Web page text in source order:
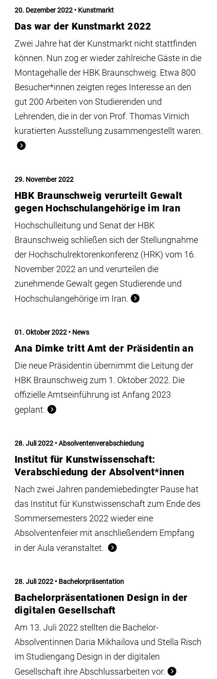
Institute
Forschung
Infrastruktur
Aktuelles
meinstudium
20. Dezember 2022 Kunstmarkt
Das war der Kunstmarkt 2022
Zwei Jahre hat der Kunstmarkt nicht stattfinden
können. Nun zog er wieder zahlreiche Gäste in die
Montagehalle der HBK Braunschweig. Etwa 800
Besucher*innen zeigten reges Interesse an den
gut 200 Arbeiten von Studierenden und
Lehrenden, die in der von Prof. Thomas Virnich
kuratierten Ausstellung zusammengestellt waren.
29. November 2022
HBK Braunschweig verurteilt Gewalt
gegen Hochschulangehörige im Iran
Hochschulleitung und Senat der HBK
Braunschweig schließen sich der Stellungnahme
der Hochschulrektorenkonferenz (HRK) vom 16.
November 2022 an und verurteilen die
zunehmende Gewalt gegen Studierende und
Hochschulangehörige im Iran.
01. Oktober 2022 News
Ana Dimke tritt Amt der Präsidentin an
Die neue Präsidentin übernimmt die Leitung der
HBK Braunschweig zum 1. Oktober 2022. Die
offizielle Amtseinführung ist Anfang 2023
geplant.
28. Juli 2022 Absolventenverabschiedung
Institut für Kunstwissenschaft:
Verabschiedung der Absolvent*innen
Nach zwei Jahren pandemiebedingter Pause hat
das Institut für Kunstwissenschaft zum Ende des
Sommersemesters 2022 wieder eine
Absolventenfeier mit anschließendem Empfang
in der Aula veranstaltet.
28. Juli 2022 Bachelorpräsentation
Bachelorpräsentationen Design in der
digitalen Gesellschaft
Am 13. Juli 2022 stellten die Bachelor-
Absolventinnen Daria Mikhailova und Stella Risch
im Studiengang Design in der digitalen
Gesellschaft ihre Abschlussarbeiten vor.